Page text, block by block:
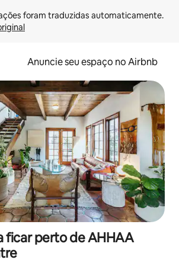
Anuncie seu espaço no Airbnb
ficar perto de AHHAA